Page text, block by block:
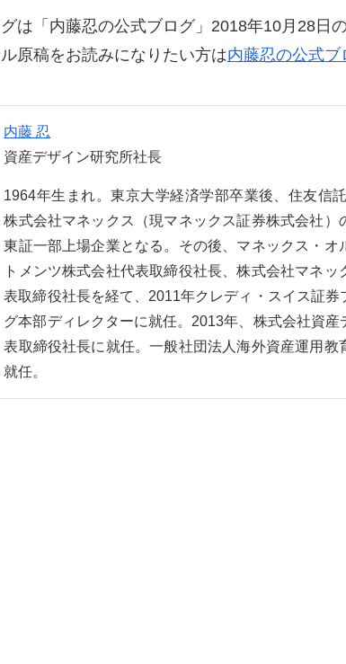
は「内藤忍の公式ブログ」2018年10月28日
原稿をお読みになりたい方は内藤忍の公式ブ
内藤 忍
資産デザイン研究所社長
1964年生まれ。東京大学経済学部卒業後、住友信
株式会社マネックス（現マネックス証券株式会社）
東証一部上場企業となる。その後、マネックス・オ
トメンツ株式会社代表取締役社長、株式会社マネ
表取締役社長を経て、2011年クレディ・スイス証券
グ本部ディレクターに就任。2013年、株式会社資産
表取締役社長に就任。一般社団法人海外資産運用教
就任。